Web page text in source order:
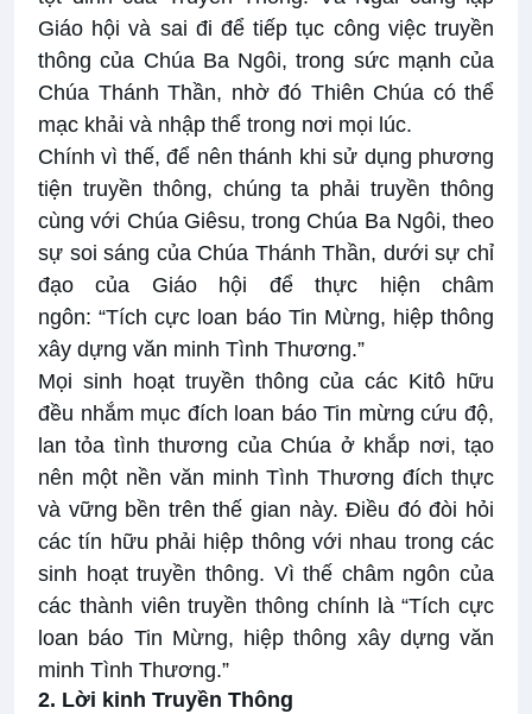
Giáo hội và sai đi để tiếp tục công việc truyền
thông của Chúa Ba Ngôi, trong sức mạnh của
Chúa Thánh Thần, nhờ đó Thiên Chúa có thể
mạc khải và nhập thể trong nơi mọi lúc.
Chính vì thế, để nên thánh khi sử dụng phương
tiện truyền thông, chúng ta phải truyền thông
cùng với Chúa Giêsu, trong Chúa Ba Ngôi, theo
sự soi sáng của Chúa Thánh Thần, dưới sự chỉ
đạo của Giáo hội để thực hiện châm
ngôn: “Tích cực loan báo Tin Mừng, hiệp thông
xây dựng văn minh Tình Thương.”
Mọi sinh hoạt truyền thông của các Kitô hữu
đều nhắm mục đích loan báo Tin mừng cứu độ,
lan tỏa tình thương của Chúa ở khắp nơi, tạo
nên một nền văn minh Tình Thương đích thực
và vững bền trên thế gian này. Điều đó đòi hỏi
các tín hữu phải hiệp thông với nhau trong các
sinh hoạt truyền thông. Vì thế châm ngôn của
các thành viên truyền thông chính là “Tích cực
loan báo Tin Mừng, hiệp thông xây dựng văn
minh Tình Thương.”
2. Lời kinh Truyền Thông